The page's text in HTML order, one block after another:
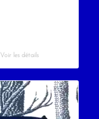
Voir les détails